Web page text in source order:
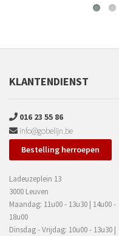
KLANTENDIENST
016 23 55 86
info@gobelijn.be
Bestelling herroepen
Ladeuzeplein 13
3000 Leuven
Maandag: 11u00 - 13u30 | 14u00 -
18u00
Dinsdag - Vrijdag: 10u00 - 13u30 |